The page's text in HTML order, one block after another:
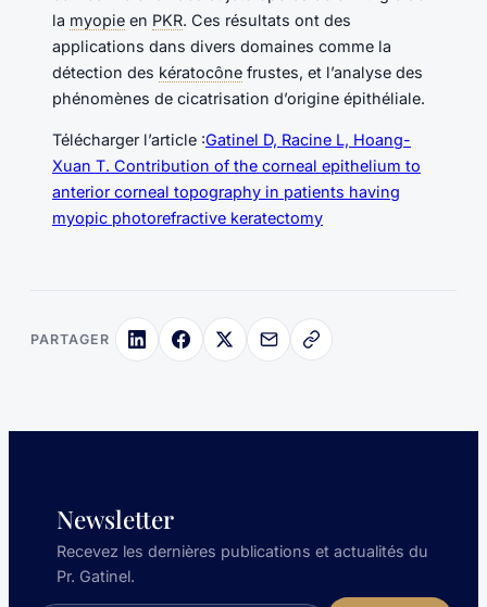
la myopie en PKR. Ces résultats ont des
applications dans divers domaines comme la
détection des kératocône frustes, et l’analyse des
phénomènes de cicatrisation d’origine épithéliale.
Télécharger l’article :Gatinel D, Racine L, Hoang-
Xuan T. Contribution of the corneal epithelium to
anterior corneal topography in patients having
myopic photorefractive keratectomy
PARTAGER
Newsletter
Recevez les dernières publications et actualités du
Pr. Gatinel.